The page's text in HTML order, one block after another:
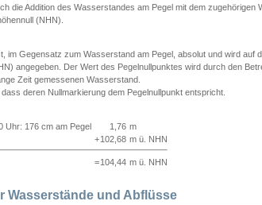
die Addition des Wasserstandes am Pegel mit dem zugehörigen
(NHN).
im Gegensatz zum Wasserstand am Pegel, absolut und wird auf
angegeben. Der Wert des Pegelnullpunktes wird durch den
Zeit gemessenen Wasserstand.
deren Nullmarkierung dem Pegelnullpunkt entspricht.
Uhr: 176 cm am Pegel
1,76 m
+102,68 m ü. NHN
=104,44 m ü. NHN
Wasserstände und Abflüsse